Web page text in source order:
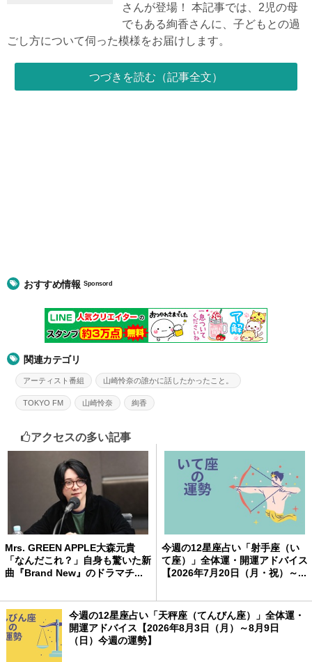
さんが登場！ 本記事では、2児の母
でもある絢香さんに、子どもとの過
ごし方について伺った模様をお届けします。
つづきを読む（記事全文）
おすすめ情報Sponsord
関連カテゴリ
アーティスト番組 山崎怜奈の誰かに話したかったこと。
TOKYO FM 山崎怜奈 絢香
アクセスの多い記事
Mrs. GREEN APPLE大森元貴
「なんだこれ？」自身も驚いた新
曲『Brand New』のドラマチ...
今週の12星座占い「射手座（い
て座）」全体運・開運アドバイス
【2026年7月20日（月・祝）～...
今週の12星座占い「天秤座（てんびん座）」全体運・
開運アドバイス【2026年8月3日（月）～8月9日
（日）今週の運勢】